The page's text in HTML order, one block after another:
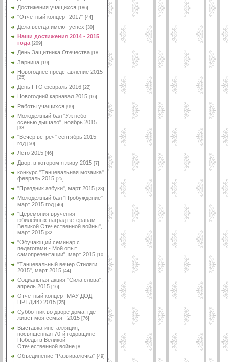
Достижения учащихся [186]
"Отчетный концерт 2017" [44]
Дела всегда имеют успех [30]
Наши достижения 2014 - 2015
года [209]
День Защитника Отечества [18]
Зарница [19]
Новогоднее представление 2015
[25]
День ГТО февраль 2016 [22]
Новогодний карнавал 2015 [16]
Работы учащихся [99]
Молодежный бал "Уж небо
осенью дышало", ноябрь 2015
[33]
"Вечер встреч" сентябрь 2015
год [50]
Лето 2015 [46]
Двор, в котором я живу 2015 [7]
конкурс "Танцевальная мозаика"
февраль 2015 [25]
"Праздник азбуки", март 2015 [23]
Молодежный бал "Пробуждение"
март 2015 год [46]
"Церемония вручения
юбилейных наград ветеранам
Великой Отечественной войны",
март 2015 [32]
"Обучающий семинар с
педагогами - Мой опыт
самопрезентации", март 2015 [10]
"Танцевальный вечер Стиляги
2015", март 2015 [44]
Социальная акция "Сила слова",
апрель 2015 [16]
Отчетный концерт МАУ ДОД
ЦРТДИЮ 2015 [25]
Субботник во дворе дома, где
живет моя семья - 2015 [76]
Выставка-инсталляция,
посвященная 70-й годовщине
Победы в Великой
Отечественной войне [8]
Объединение "Развивалочка" [49]